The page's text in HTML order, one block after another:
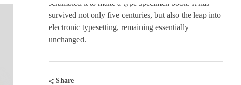
scrambled it to make a type specimen book. It has
survived not only five centuries, but also the leap into
electronic typesetting, remaining essentially
unchanged.
Share